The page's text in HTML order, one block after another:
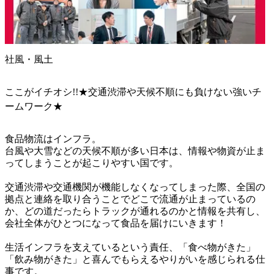
社風・風土
ここがイチオシ!!★交通渋滞や天候不順にも負けない強いチ
ームワーク★
食品物流はインフラ。
台風や大雪などの天候不順が多い日本は、情報や物資が止ま
ってしまうことが起こりやすい国です。
交通渋滞や交通機関が機能しなくなってしまった際、全国の
拠点と連絡を取り合うことでどこで流通が止まっているの
か、どの道だったらトラックが通れるのかと情報を共有し、
会社全体がひとつになって食品を届けにいきます！
生活インフラを支えているという責任、「食べ物がきた」
「飲み物がきた」と喜んでもらえるやりがいを感じられる仕
事です。